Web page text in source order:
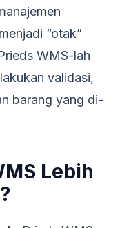
“otak”
WMS-lah
validasi,
barang yang di-
Lebih